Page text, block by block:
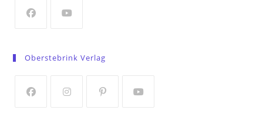
tab
a
tab
tab
Oberstebrink Verlag